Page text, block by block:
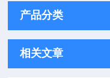
产品分类
相关文章